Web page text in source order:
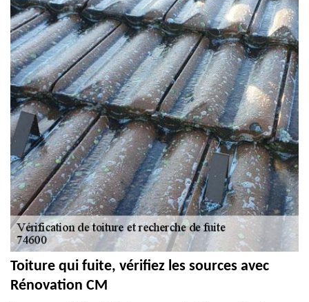
Toiture qui fuite, vérifiez les sources avec
Rénovation CM